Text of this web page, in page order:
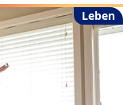
Leben